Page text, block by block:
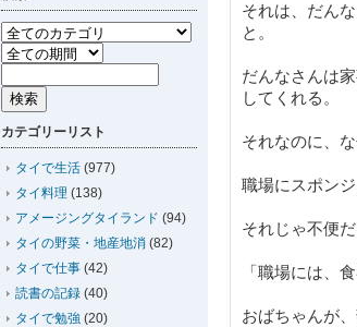
それは、だん
と。
だんなさんは
してくれる。
それなのに、
職場にスポン
それじゃ不便
「職場には、
おばちゃんが
カテゴリーリスト
タイで生活 (977)
タイ料理 (138)
アメージングタイランド (94)
タイの野菜・地産地消 (82)
タイで仕事 (42)
読書の記録 (40)
タイで勉強 (20)